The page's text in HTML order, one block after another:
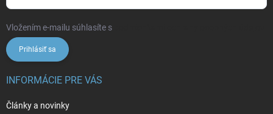
Vložením e-mailu súhlasíte s
Prihlásiť sa
INFORMÁCIE PRE VÁS
Články a novinky